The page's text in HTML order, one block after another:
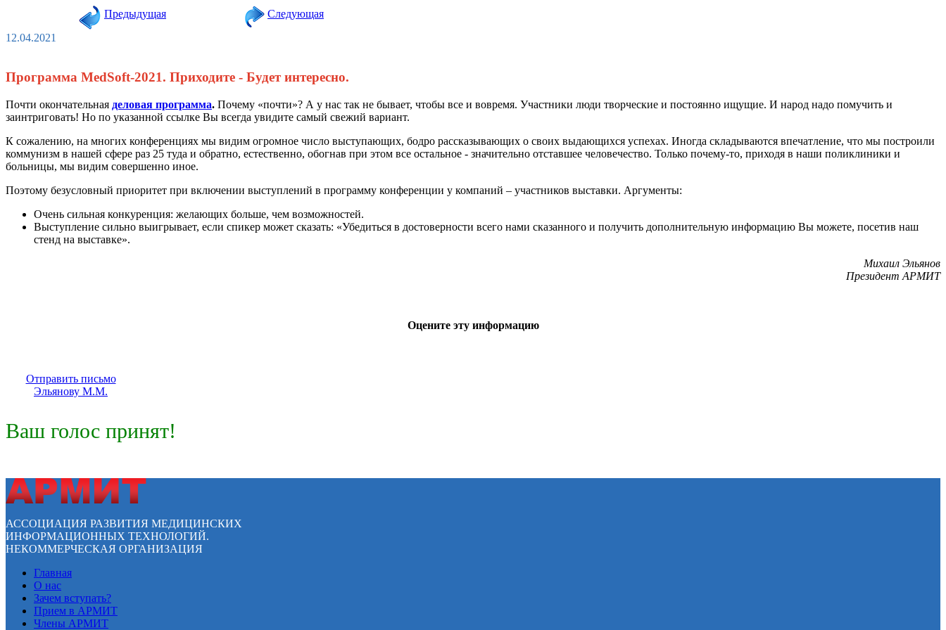
Предыдущая
Следующая
12.04.2021
Программа MedSoft-2021. Приходите - Будет интересно.
Почти окончательная деловая программа. Почему «почти»? А у нас так не бывает, чтобы все и вовремя. Участники люди творческие и постоянно ищущие. И народ надо помучить и
заинтриговать! Но по указанной ссылке Вы всегда увидите самый свежий вариант.
К сожалению, на многих конференциях мы видим огромное число выступающих, бодро рассказывающих о своих выдающихся успехах. Иногда складываются впечатление, что мы построили
коммунизм в нашей сфере раз 25 туда и обратно, естественно, обогнав при этом все остальное - значительно отставшее человечество. Только почему-то, приходя в наши поликлиники и
больницы, мы видим совершенно иное.
Поэтому безусловный приоритет при включении выступлений в программу конференции у компаний – участников выставки. Аргументы:
Очень сильная конкуренция: желающих больше, чем возможностей.
Выступление сильно выигрывает, если спикер может сказать: «Убедиться в достоверности всего нами сказанного и получить дополнительную информацию Вы можете, посетив наш
стенд на выставке».
Михаил Эльянов
Президент АРМИТ
Оцените эту информацию
Отправить письмо
Эльянову М.М.
Ваш голос принят!
АССОЦИАЦИЯ РАЗВИТИЯ МЕДИЦИНСКИХ
ИНФОРМАЦИОННЫХ ТЕХНОЛОГИЙ.
НЕКОММЕРЧЕСКАЯ ОРГАНИЗАЦИЯ
Главная
О нас
Зачем вступать?
Прием в АРМИТ
Члены АРМИТ